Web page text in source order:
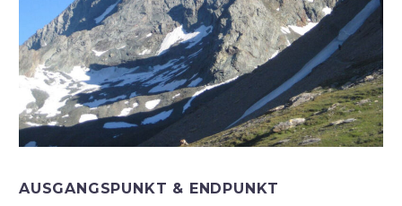
AUSGANGSPUNKT & ENDPUNKT